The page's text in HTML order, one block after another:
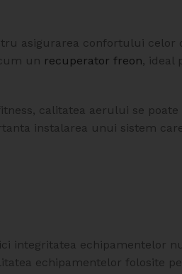
Clapeta circulara
In stock
asigurarea confortului celor
un recuperator freon , ideal
calitatea aerului se poate
instalarea unui sistem
integritatea echipamentelor
echipamentelor folosite